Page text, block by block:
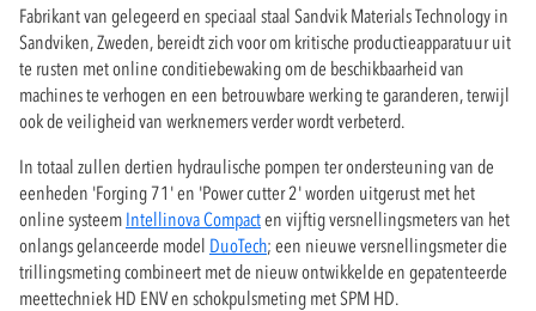
Fabrikant van gelegeerd en speciaal staal Sandvik Materials Technology in
Sandviken, Zweden, bereidt zich voor om kritische productieapparatuur uit
te rusten met online conditiebewaking om de beschikbaarheid van
machines te verhogen en een betrouwbare werking te garanderen, terwijl
ook de veiligheid van werknemers verder wordt verbeterd.
In totaal zullen dertien hydraulische pompen ter ondersteuning van de
eenheden 'Forging 71' en 'Power cutter 2' worden uitgerust met het
online systeem Intellinova Compacten vijftig versnellingsmeters van het
onlangs gelanceerde model DuoTech; een nieuwe versnellingsmeter die
trillingsmeting combineert met de nieuw ontwikkelde en gepatenteerde
meettechniek HD ENV en schokpulsmeting met SPM HD.